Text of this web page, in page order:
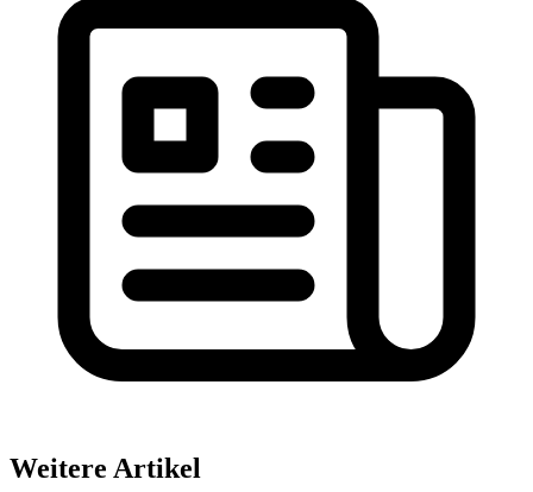
Weitere Artikel